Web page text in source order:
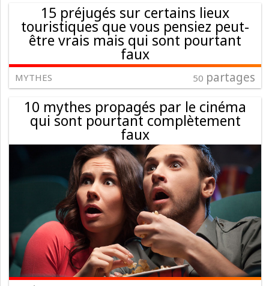
15 préjugés sur certains lieux
touristiques que vous pensiez peut-
être vrais mais qui sont pourtant
faux
MYTHES 50 partages
10 mythes propagés par le cinéma
qui sont pourtant complètement
faux